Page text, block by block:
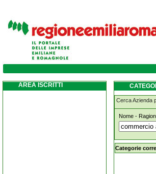
commercio-all-ingrosso-di-
sulla-secchia
AREA ISCRITTI
Cerca Azienda
Nome -
secchia
Categorie